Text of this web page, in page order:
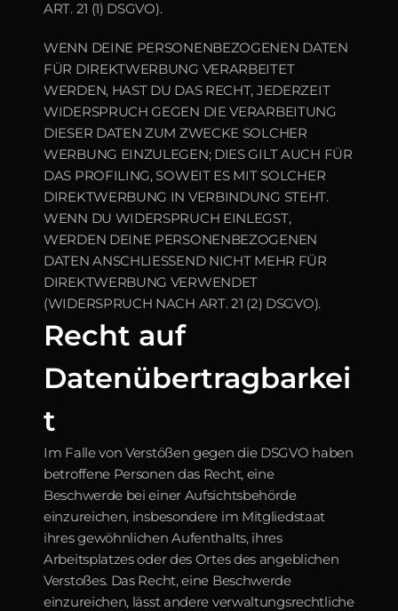
ART. 21 (1) DSGVO).
WENN DEINE PERSONENBEZOGENEN DATEN
FÜR DIREKTWERBUNG VERARBEITET
WERDEN, HAST DU DAS RECHT, JEDERZEIT
WIDERSPRUCH GEGEN DIE VERARBEITUNG
DIESER DATEN ZUM ZWECKE SOLCHER
WERBUNG EINZULEGEN; DIES GILT AUCH FÜR
DAS PROFILING, SOWEIT ES MIT SOLCHER
DIREKTWERBUNG IN VERBINDUNG STEHT.
WENN DU WIDERSPRUCH EINLEGST,
WERDEN DEINE PERSONENBEZOGENEN
DATEN ANSCHLIESSEND NICHT MEHR FÜR
DIREKTWERBUNG VERWENDET
(WIDERSPRUCH NACH ART. 21 (2) DSGVO).
Recht auf
Datenübertragbarkei
t
Im Falle von Verstößen gegen die DSGVO haben
betroffene Personen das Recht, eine
Beschwerde bei einer Aufsichtsbehörde
einzureichen, insbesondere im Mitgliedstaat
ihres gewöhnlichen Aufenthalts, ihres
Arbeitsplatzes oder des Ortes des angeblichen
Verstoßes. Das Recht, eine Beschwerde
einzureichen, lässt andere verwaltungsrechtliche